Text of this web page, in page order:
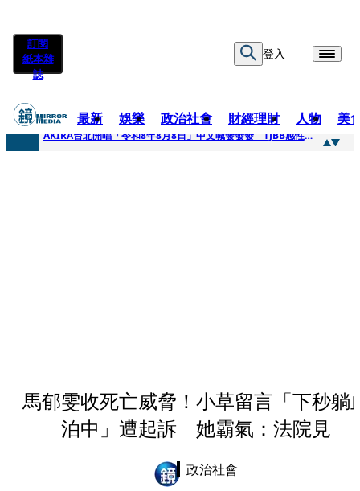
訂閱
紙本雜
誌
登入
最新 娛樂 政治社會 財經理財 人物 美
快訊
AKIRA台北開唱「令和8年8月8日」中文喊發發發 TJBB感性喊「謝謝AKIRA桑」
馬郁雯收死亡威脅！小草留言「下秒躺
泊中」遭起訴 她霸氣：法院見
政治社會